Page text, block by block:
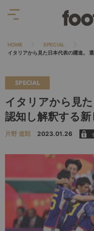
HOME
SPECIAL
イタリアから見た日本代表の躍進。
SPECIAL
イタリアから見
認知し解釈する
片野 道郎 2023.01.26